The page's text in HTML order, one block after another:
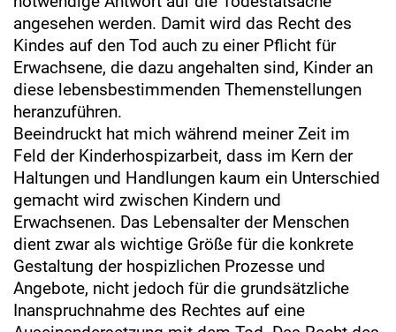
angesehen werden. Damit wird das Recht des
Kindes auf den Tod auch zu einer Pflicht für
Erwachsene, die dazu angehalten sind, Kinder an
diese lebensbestimmenden Themenstellungen
heranzuführen.
Beeindruckt hat mich während meiner Zeit im
Feld der Kinderhospizarbeit, dass im Kern der
Haltungen und Handlungen kaum ein Unterschied
gemacht wird zwischen Kindern und
Erwachsenen. Das Lebensalter der Menschen
dient zwar als wichtige Größe für die konkrete
Gestaltung der hospizlichen Prozesse und
Angebote, nicht jedoch für die grundsätzliche
Inanspruchnahme des Rechtes auf eine